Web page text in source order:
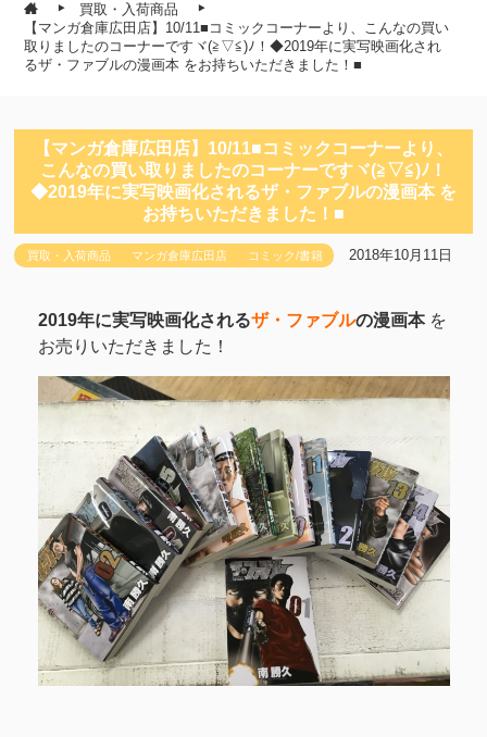
買取・入荷商品
【マンガ倉庫広田店】10/11■コミックコーナーより、こんなの買い
取りましたのコーナーですヾ(≧▽≦)ﾉ！◆2019年に実写映画化され
るザ・ファブルの漫画本 をお持ちいただきました！■
【マンガ倉庫広田店】10/11■コミックコーナーより、
こんなの買い取りましたのコーナーですヾ(≧▽≦)ﾉ！
◆2019年に実写映画化されるザ・ファブルの漫画本 を
お持ちいただきました！■
買取・入荷商品 マンガ倉庫広田店 コミック/書籍 2018年10月11日
2019年に実写映画化されるザ・ファブルの漫画本を
お売りいただきました！